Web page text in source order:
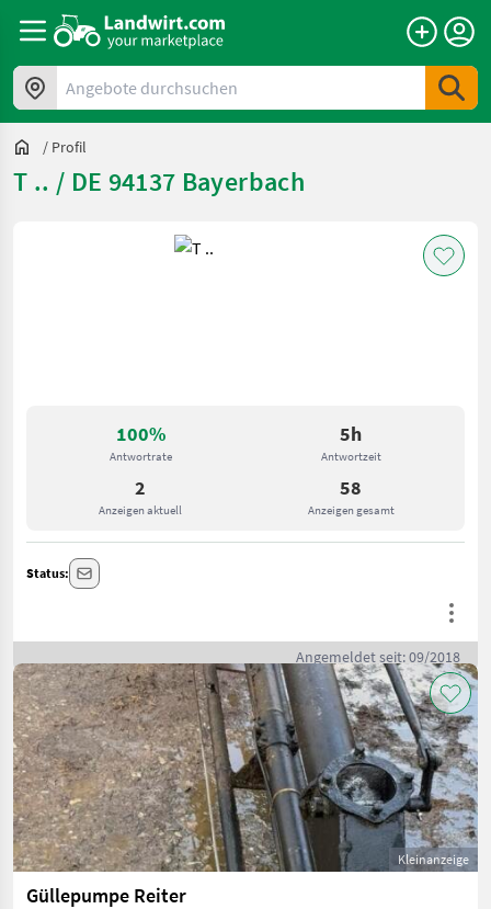
Angebote durchsuchen
/ Profil
T .. / DE 94137 Bayerbach
100%
Antwortrate
5h
Antwortzeit
2
Anzeigen aktuell
58
Anzeigen gesamt
Status:
Angemeldet seit: 09/2018
Kleinanzeige
Güllepumpe Reiter